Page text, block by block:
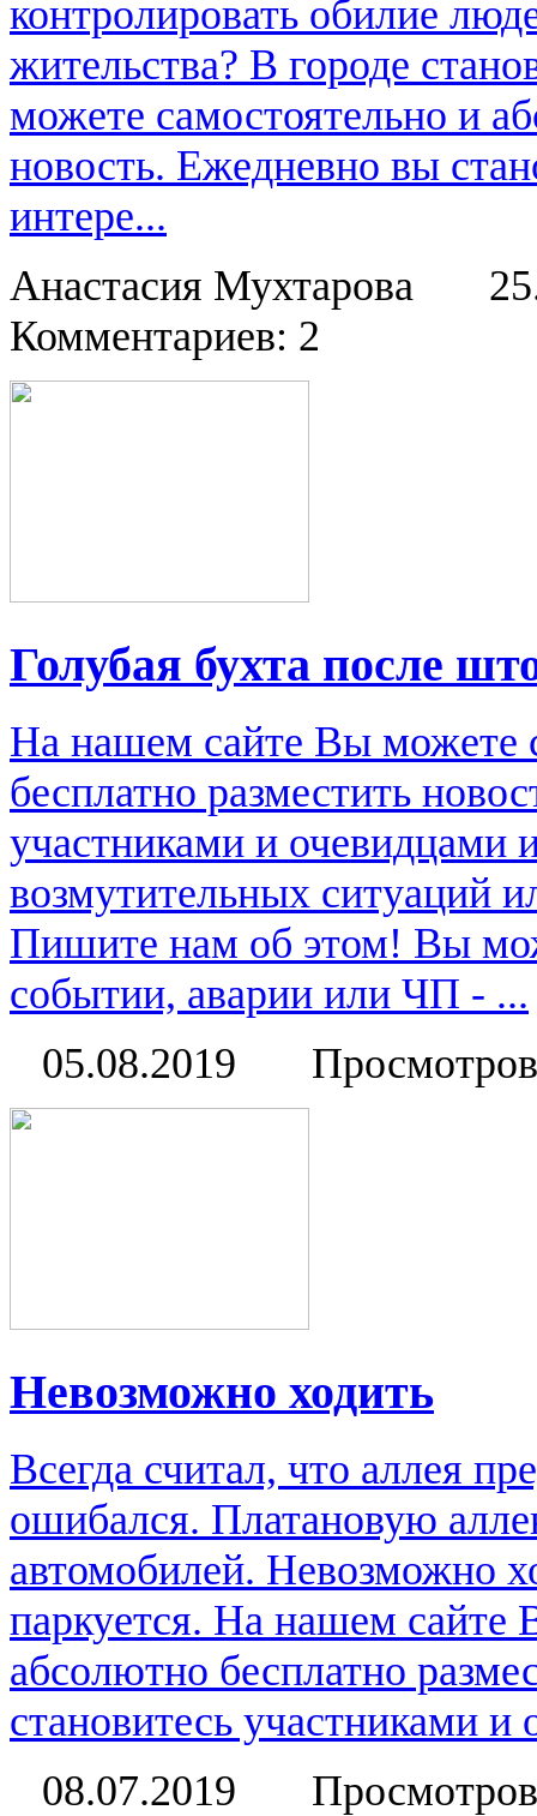
контролировать обилие
жительства? В городе
можете самостоятельно и
новость. Ежедневно вы
интере...
Анастасия Мухтарова
Комментариев: 2
Голубая бухта после
На нашем сайте Вы можете
бесплатно разместить
участниками и очевидцами
возмутительных ситуаций
Пишите нам об этом! Вы
событии, аварии или ЧП - ...
05.08.2019
Невозможно ходить
Всегда считал, что аллея
ошибался. Платановую
автомобилей. Невозможно
паркуется. На нашем сайте
абсолютно бесплатно
становитесь участниками и
08.07.2019